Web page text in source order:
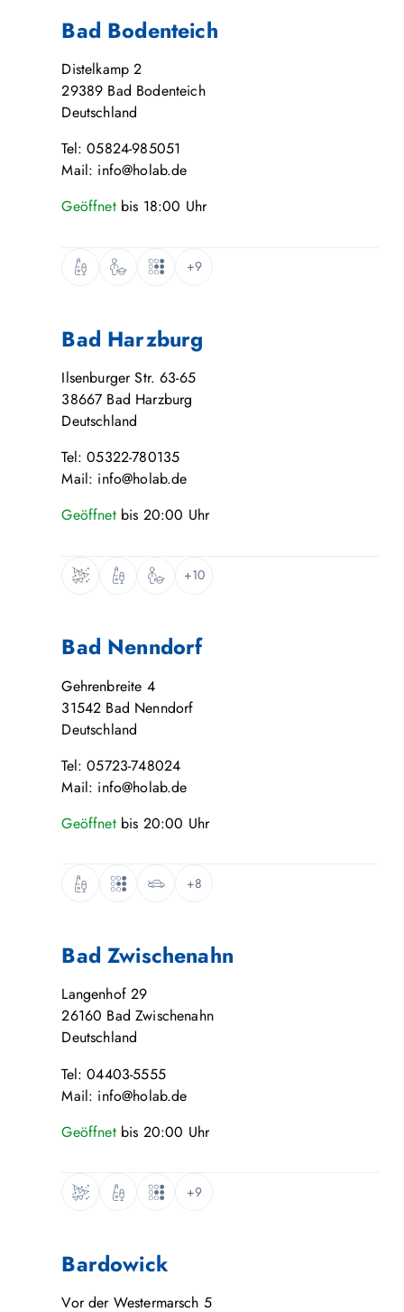
Bad Bodenteich
Distelkamp 2
29389 Bad Bodenteich
Deutschland
Tel: 05824-985051
Mail: info@holab.de
Geöffnet bis 18:00 Uhr
+9
Bad Harzburg
Ilsenburger Str. 63-65
38667 Bad Harzburg
Deutschland
Tel: 05322-780135
Mail: info@holab.de
Geöffnet bis 20:00 Uhr
+10
Bad Nenndorf
Gehrenbreite 4
31542 Bad Nenndorf
Deutschland
Tel: 05723-748024
Mail: info@holab.de
Geöffnet bis 20:00 Uhr
+8
Bad Zwischenahn
Langenhof 29
26160 Bad Zwischenahn
Deutschland
Tel: 04403-5555
Mail: info@holab.de
Geöffnet bis 20:00 Uhr
+9
Bardowick
Vor der Westermarsch 5